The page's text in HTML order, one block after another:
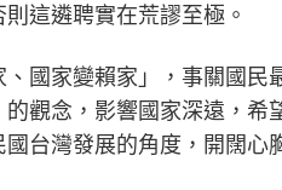
這遴聘實在荒謬至極。
國家變賴家」，事關國民
觀念，影響國家深遠，希
台灣發展的角度，開闊心